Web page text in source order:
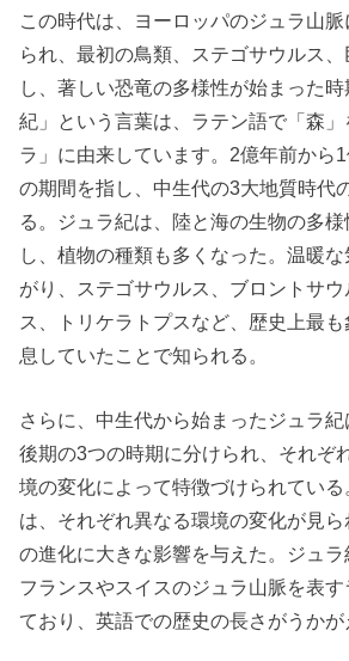
この時代は、ヨーロッパのジュラ山
られ、最初の鳥類、ステゴサウルス
し、著しい恐竜の多様性が始まった
紀」という言葉は、ラテン語で「森」
ラ」に由来しています。2億年前から
の期間を指し、中生代の3大地質時代
る。ジュラ紀は、陸と海の生物の多
し、植物の種類も多くなった。温暖
がり、ステゴサウルス、ブロントサ
ス、トリケラトプスなど、歴史上最
息していたことで知られる。
さらに、中生代から始まったジュラ紀
後期の3つの時期に分けられ、それぞ
境の変化によって特徴づけられてい
は、それぞれ異なる環境の変化が見
の進化に大きな影響を与えた。ジュラ
フランスやスイスのジュラ山脈を表
ており、英語での歴史の長さがうかが